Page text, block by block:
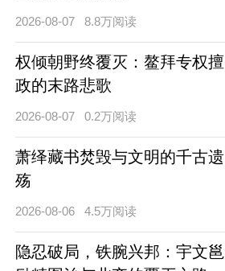
2026-08-07 8.8万阅读
权倾朝野终覆灭：鳌拜专权擅
政的末路悲歌
2026-08-07 0.2万阅读
萧绎藏书焚毁与文明的千古遗
殇
2026-08-06 4.5万阅读
隐忍破局，铁腕兴邦：宇文邕